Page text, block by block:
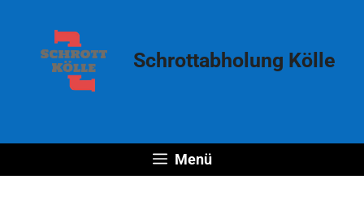
springen
Schrottabholung Kölle
Menü